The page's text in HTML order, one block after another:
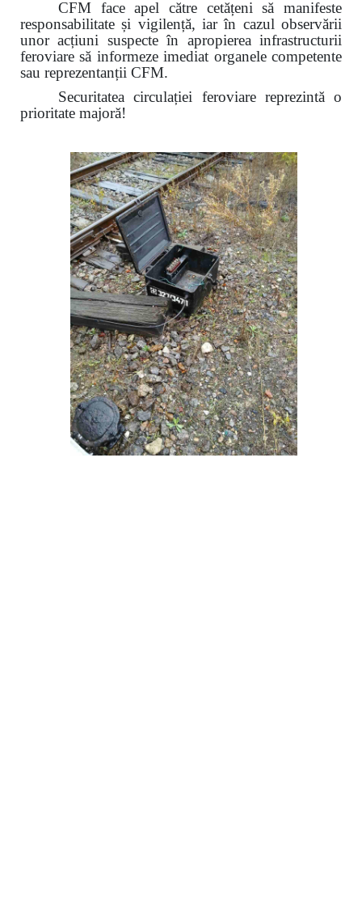
CFM face apel către cetățeni să manifeste
responsabilitate și vigilență, iar în cazul observării
unor acțiuni suspecte în apropierea infrastructurii
feroviare să informeze imediat organele competente
sau reprezentanții CFM.
Securitatea circulației feroviare reprezintă o
prioritate majoră!